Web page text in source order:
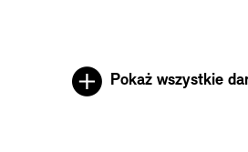
Pokaż wszystkie